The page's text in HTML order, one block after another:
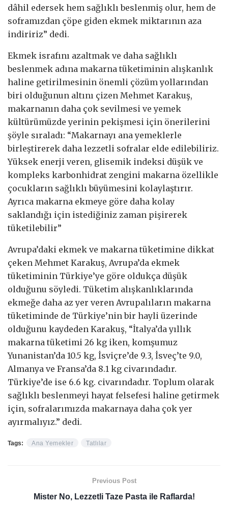
dâhil edersek hem sağlıklı beslenmiş olur, hem de
soframızdan çöpe giden ekmek miktarının aza
indiririz” dedi.
Ekmek israfını azaltmak ve daha sağlıklı
beslenmek adına makarna tüketiminin alışkanlık
haline getirilmesinin önemli çözüm yollarından
biri olduğunun altını çizen Mehmet Karakuş,
makarnanın daha çok sevilmesi ve yemek
kültürümüzde yerinin pekişmesi için önerilerini
şöyle sıraladı: “Makarnayı ana yemeklerle
birleştirerek daha lezzetli sofralar elde edilebiliriz.
Yüksek enerji veren, glisemik indeksi düşük ve
kompleks karbonhidrat zengini makarna özellikle
çocukların sağlıklı büyümesini kolaylaştırır.
Ayrıca makarna ekmeye göre daha kolay
saklandığı için istediğiniz zaman pişirerek
tüketilebilir”
Avrupa’daki ekmek ve makarna tüketimine dikkat
çeken Mehmet Karakuş, Avrupa’da ekmek
tüketiminin Türkiye’ye göre oldukça düşük
olduğunu söyledi. Tüketim alışkanlıklarında
ekmeğe daha az yer veren Avrupalıların makarna
tüketiminde de Türkiye’nin bir hayli üzerinde
olduğunu kaydeden Karakuş, “İtalya’da yıllık
makarna tüketimi 26 kg iken, komşumuz
Yunanistan’da 10.5 kg, İsviçre’de 9.3, İsveç’te 9.0,
Almanya ve Fransa’da 8.1 kg civarındadır.
Türkiye’de ise 6.6 kg. civarındadır. Toplum olarak
sağlıklı beslenmeyi hayat felsefesi haline getirmek
için, sofralarımızda makarnaya daha çok yer
ayırmalıyız.” dedi.
Tags: Ana Yemekler Tatlılar
Previous Post
Mister No, Lezzetli Taze Pasta ile Raflarda!